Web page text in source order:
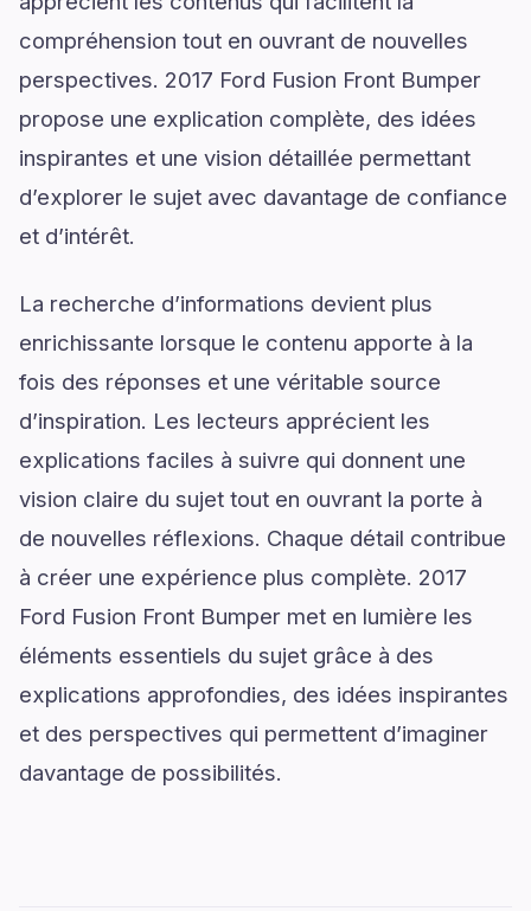
compréhension tout en ouvrant de nouvelles
perspectives. 2017 Ford Fusion Front Bumper
propose une explication complète, des idées
inspirantes et une vision détaillée permettant
d’explorer le sujet avec davantage de confiance
et d’intérêt.
La recherche d’informations devient plus
enrichissante lorsque le contenu apporte à la
fois des réponses et une véritable source
d’inspiration. Les lecteurs apprécient les
explications faciles à suivre qui donnent une
vision claire du sujet tout en ouvrant la porte à
de nouvelles réflexions. Chaque détail contribue
à créer une expérience plus complète. 2017
Ford Fusion Front Bumper met en lumière les
éléments essentiels du sujet grâce à des
explications approfondies, des idées inspirantes
et des perspectives qui permettent d’imaginer
davantage de possibilités.